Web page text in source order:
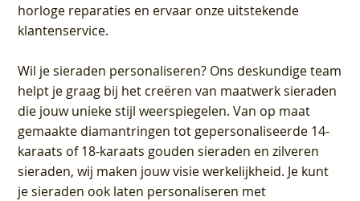
horloge reparaties en ervaar onze uitstekende
klantenservice.
Wil je sieraden personaliseren? Ons deskundige team
helpt je graag bij het creëren van maatwerk sieraden
die jouw unieke stijl weerspiegelen. Van op maat
gemaakte diamantringen tot gepersonaliseerde 14-
karaats of 18-karaats gouden sieraden en zilveren
sieraden, wij maken jouw visie werkelijkheid. Je kunt
je sieraden ook laten personaliseren met